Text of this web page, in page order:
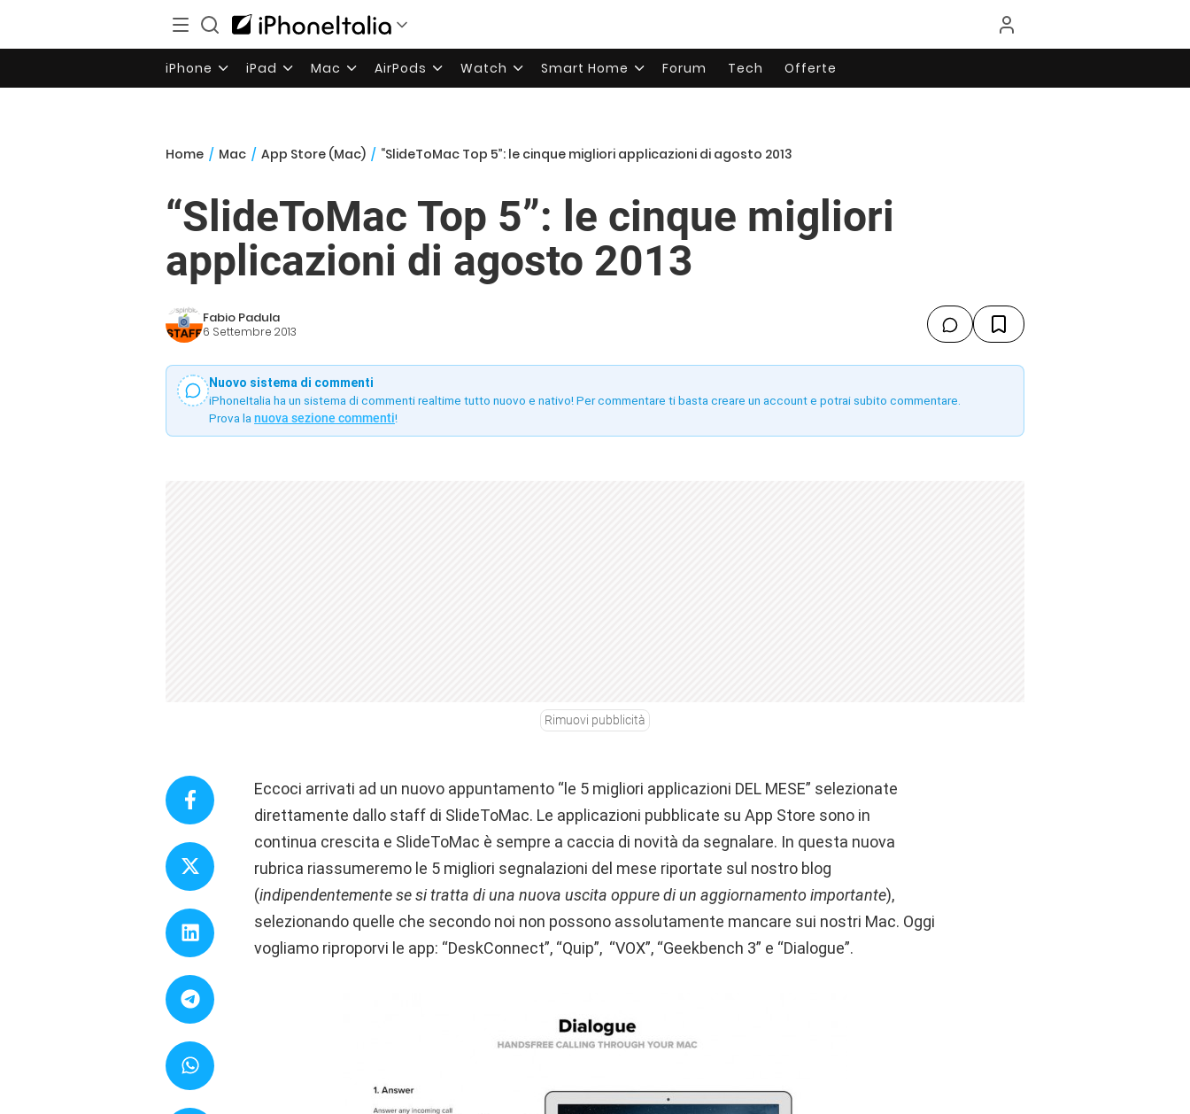
iPhone iPad Mac AirPods Watch Smart Home Forum Tech Offerte
Home / Mac / App Store (Mac) / “SlideToMac Top 5”: le cinque migliori applicazioni di agosto 2013
“SlideToMac Top 5”: le cinque migliori
applicazioni di agosto 2013
Fabio Padula
6 Settembre 2013
Nuovo sistema di commenti
iPhoneItalia ha un sistema di commenti realtime tutto nuovo e nativo! Per commentare ti basta creare un account e potrai subito commentare.
Prova la nuova sezione commenti!
Rimuovi pubblicità
Eccoci arrivati ad un nuovo appuntamento “le 5 migliori applicazioni DEL MESE” selezionate
direttamente dallo staff di SlideToMac. Le applicazioni pubblicate su App Store sono in
continua crescita e SlideToMac è sempre a caccia di novità da segnalare. In questa nuova
rubrica riassumeremo le 5 migliori segnalazioni del mese riportate sul nostro blog
(indipendentemente se si tratta di una nuova uscita oppure di un aggiornamento importante),
selezionando quelle che secondo noi non possono assolutamente mancare sui nostri Mac. Oggi
vogliamo riproporvi le app: “DeskConnect”, “Quip”, “VOX”, “Geekbench 3” e “Dialogue”.